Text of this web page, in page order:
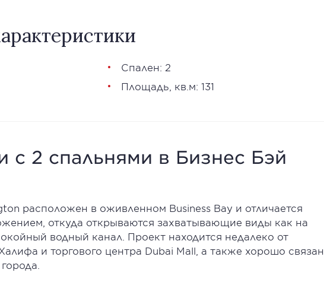
Спален: 2
Площадь, кв.м: 131
с 2 спальнями в Бизнес Бэй
расположен в оживленном Business Bay и отличается
откуда открываются захватывающие виды как на
водный канал. Проект находится недалеко от
и торгового центра Dubai Mall, а также хорошо связан